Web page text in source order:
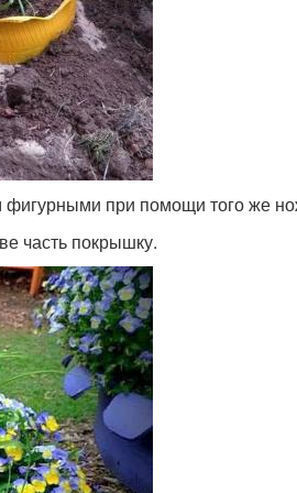
фигурными при помощи того же
часть покрышку.